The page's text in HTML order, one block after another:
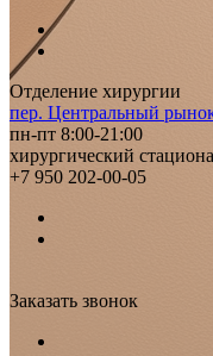
Отделение хирургии
пер. Центральный
пн-пт 8:00-21:00
хирургический
+7 950 202-00-05
Заказать звонок